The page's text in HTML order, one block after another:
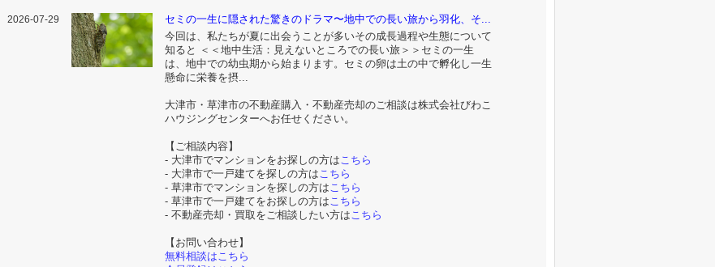
2026-07-29
セミの一生に隠された驚きのドラマ〜地中での長い旅から羽化、そ...
今回は、私たちが夏に出会うことが多いその成長過程や生態について
知ると ＜＜地中生活：見えないところでの長い旅＞＞セミの一生
は、地中での幼虫期から始まります。セミの卵は土の中で孵化し一生
懸命に栄養を摂...
大津市・草津市の不動産購入・不動産売却のご相談は株式会社びわこ
ハウジングセンターへお任せください。
【ご相談内容】
- 大津市でマンションをお探しの方はこちら
- 大津市で一戸建てを探しの方はこちら
- 草津市でマンションを探しの方はこちら
- 草津市で一戸建てをお探しの方はこちら
- 不動産売却・買取をご相談したい方はこちら
【お問い合わせ】
無料相談はこちら